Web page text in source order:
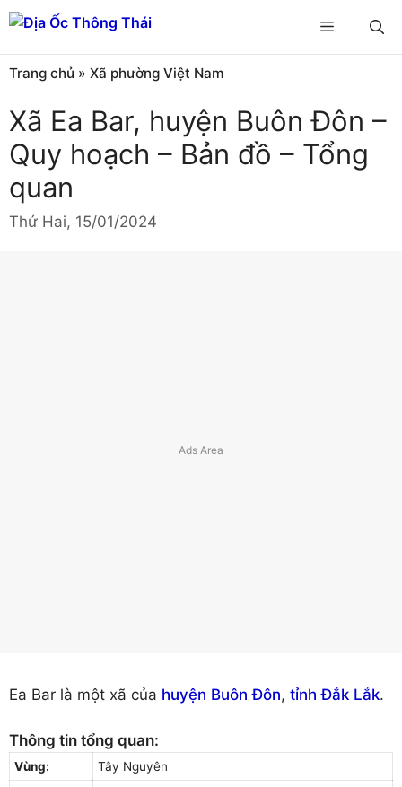
Chuyển
đến
nội
dung
Menu
Trang chủ » Xã phường Việt Nam
Xã Ea Bar, huyện Buôn Đôn –
Quy hoạch – Bản đồ – Tổng
quan
Thứ Hai, 15/01/2024
Ea Bar là một xã của huyện Buôn Đôn, tỉnh Đắk Lắk.
Thông tin tổng quan:
Vùng:
Tây Nguyên